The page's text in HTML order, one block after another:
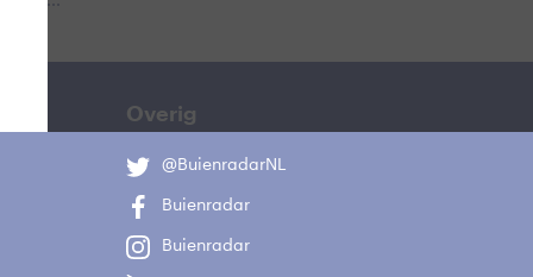
Overig
@BuienradarNL
Buienradar
Buienradar